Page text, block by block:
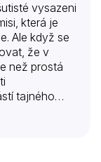
vysazeni
která je
Ale když se
že v
než prostá
tajného